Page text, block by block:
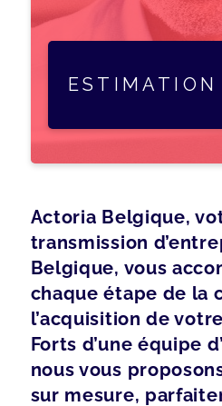
Actoria Belgique,
transmission
Belgique, vous
chaque étape de la
l’acquisition de
Forts d’une équipe
nous vous
sur mesure,